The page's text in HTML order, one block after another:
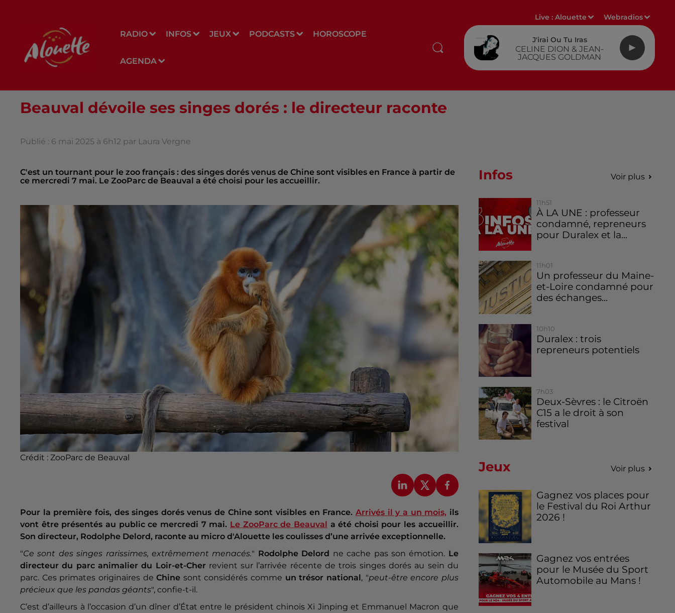
RADIO INFOS JEUX PODCASTS HOROSCOPE
AGENDA
Live :Alouette Webradios
J'irai Ou Tu Iras
CELINE DION & JEAN-
JACQUES GOLDMAN
Beauval dévoile ses singes dorés : le directeur raconte
Publié : 6 mai 2025 à 6h12 par Laura Vergne
C'est un tournant pour le zoo français : des singes dorés venus de Chine sont visibles en France à partir de
ce mercredi 7 mai. Le ZooParc de Beauval a été choisi pour les accueillir.
Crédit : ZooParc de Beauval
Pour la première fois, des singes dorés venus de Chine sont visibles en France. Arrivés il y a un mois, ils
vont être présentés au public ce mercredi 7 mai. Le ZooParc de Beauval a été choisi pour les accueillir.
Son directeur, Rodolphe Delord, raconte au micro d'Alouette les coulisses d’une arrivée exceptionnelle.
"Ce sont des singes rarissimes, extrêmement menacés." Rodolphe Delord ne cache pas son émotion. Le
directeur du parc animalier du Loir-et-Cherrevient sur l’arrivée récente de trois singes dorés au sein du
parc. Ces primates originaires de Chine sont considérés comme un trésor national, "peut-être encore plus
précieux que les pandas géants", confie-t-il.
C’est d’ailleurs à l’occasion d’un dîner d’État entre le président chinois Xi Jinping et Emmanuel Macron que
Infos Voir plus
11h51
À LA UNE : professeur
condamné, repreneurs
pour Duralex et la...
11h01
Un professeur du Maine-
et-Loire condamné pour
des échanges...
10h10
Duralex : trois
repreneurs potentiels
7h03
Deux-Sèvres : le Citroën
C15 a le droit à son
festival
Jeux Voir plus
Gagnez vos places pour
le Festival du Roi Arthur
2026 !
Gagnez vos entrées
pour le Musée du Sport
Automobile au Mans !